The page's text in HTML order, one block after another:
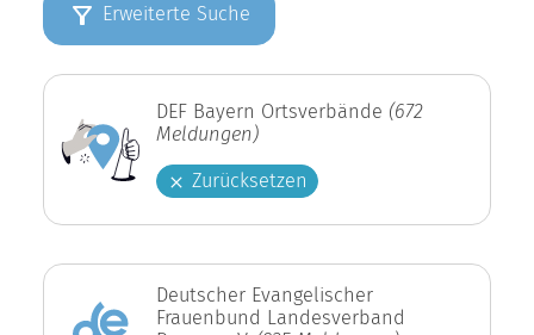
Erweiterte Suche
DEF Bayern Ortsverbände (672
Meldungen)
Zurücksetzen
Deutscher Evangelischer
Frauenbund Landesverband